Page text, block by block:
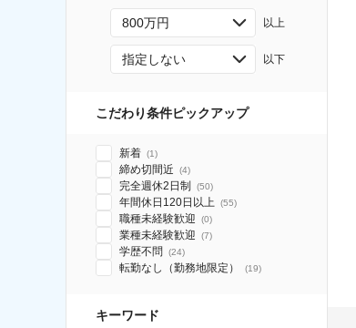
800万円 以上
指定しない 以下
こだわり条件ピックアップ
新着 (1)
締め切間近 (4)
完全週休2日制 (50)
年間休日120日以上 (55)
職種未経験歓迎 (0)
業種未経験歓迎 (7)
学歴不問 (24)
転勤なし（勤務地限定） (19)
キーワード